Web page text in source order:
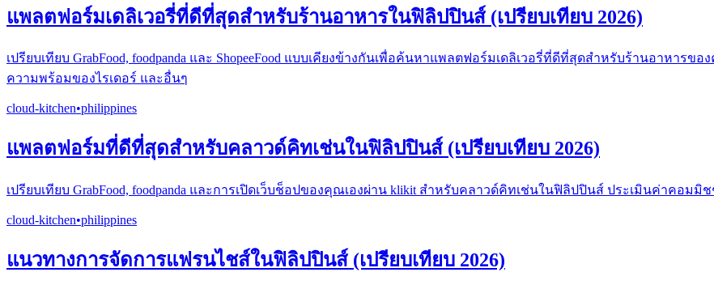
แพลตฟอร์มเดลิเวอรี่ที่ดีที่สุดสำหรับร้านอาหารในฟิลิปปินส์ (เปรียบเทียบ 2026)
เปรียบเทียบ GrabFood, foodpanda และ ShopeeFood แบบเคียงข้างกันเพื่อค้นหาแพลตฟอร์มเดลิเวอรี่ที่ดีที่สุดสำหรับร้านอาหา
ความพร้อมของไรเดอร์ และอื่นๆ
cloud-kitchen•philippines
แพลตฟอร์มที่ดีที่สุดสำหรับคลาวด์คิทเช่นในฟิลิปปินส์ (เปรียบเทียบ 2026)
เปรียบเทียบ GrabFood, foodpanda และการเปิดเว็บช็อปของคุณเองผ่าน klikit สำหรับคลาวด์คิทเช่นในฟิลิปปินส์ ประเมินค่าคอ
cloud-kitchen•philippines
แนวทางการจัดการแฟรนไชส์ในฟิลิปปินส์ (เปรียบเทียบ 2026)